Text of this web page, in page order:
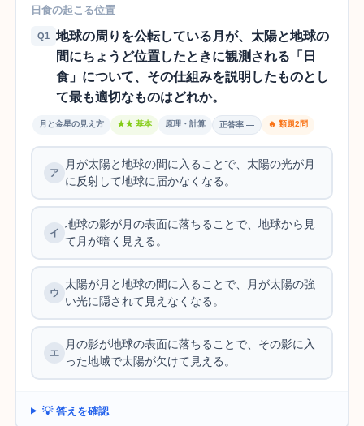
日食の起こる位置
Q1
地球の周りを公転している月が、太陽と地球の
間にちょうど位置したときに観測される「日
食」について、その仕組みを説明したものとし
て最も適切なものはどれか。
月と金星の見え方 ★★ 基本 原理・計算 正答率 — 🔥 類題2問
月が太陽と地球の間に入ることで、太陽の光が月
に反射して地球に届かなくなる。
地球の影が月の表面に落ちることで、地球から見
て月が暗く見える。
太陽が月と地球の間に入ることで、月が太陽の強
い光に隠されて見えなくなる。
月の影が地球の表面に落ちることで、その影に入
った地域で太陽が欠けて見える。
💡 答えを確認